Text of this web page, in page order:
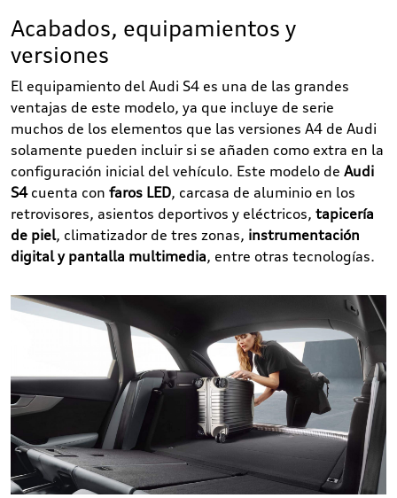
Acabados, equipamientos y
versiones
El equipamiento del Audi S4 es una de las grandes
ventajas de este modelo, ya que incluye de serie
muchos de los elementos que las versiones A4 de Audi
solamente pueden incluir si se añaden como extra en la
configuración inicial del vehículo. Este modelo de Audi
S4cuenta con faros LED, carcasa de aluminio en los
retrovisores, asientos deportivos y eléctricos, tapicería
de piel, climatizador de tres zonas, instrumentación
digital y pantalla multimedia, entre otras tecnologías.